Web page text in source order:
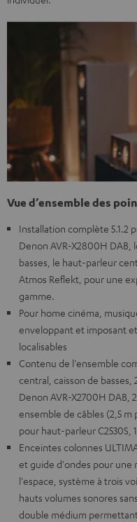
Vue d’ensemble des
Installation complète 5.1.2
Denon AVR-X2800H DAB,
basses, le haut-parleur
Atmos Reflekt, pour une
gamme.
Pour home cinéma,
enveloppant et imposant
localisables
Contenu de l'ensemble
central, caisson de
Denon AVR-X2700H DAB,
ensemble de câbles (2,5 m
pour haut-parleur C2530S,
Enceintes colonnes
et guide d'ondes pour une
l'espace, système à trois
hauts volumes sonores
double médium